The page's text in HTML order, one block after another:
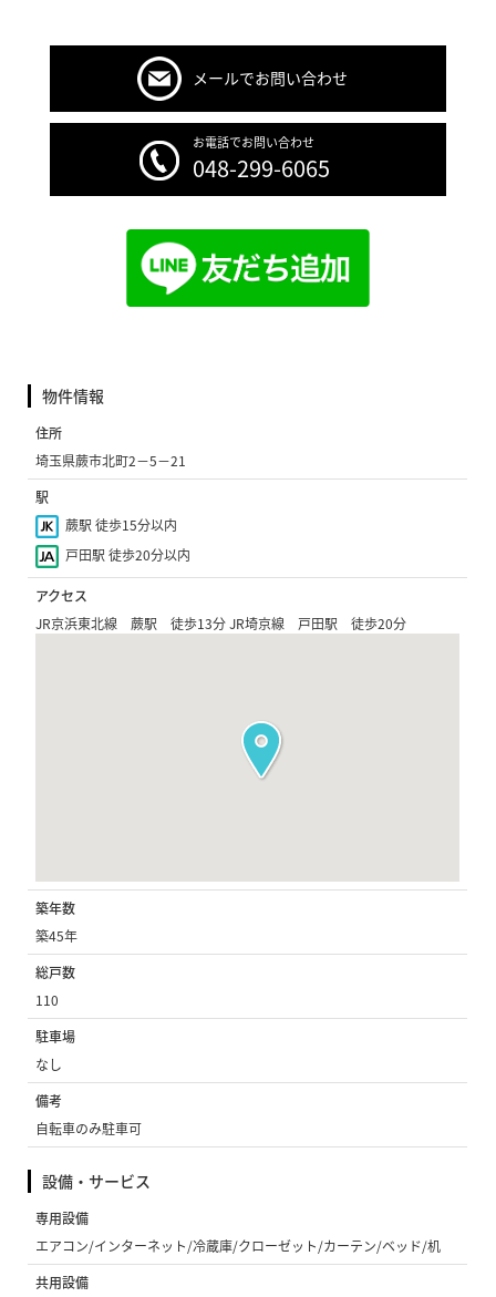
メールでお問い合わせ
お電話でお問い合わせ
048-299-6065
物件情報
住所
埼玉県蕨市北町2−5−21
駅
蕨駅 徒歩15分以内
戸田駅 徒歩20分以内
アクセス
JR京浜東北線 蕨駅 徒歩13分 JR埼京線 戸田駅 徒歩20分
築年数
築45年
総戸数
110
駐車場
なし
備考
自転車のみ駐車可
設備・サービス
専用設備
エアコン/インターネット/冷蔵庫/クローゼット/カーテン/ベッド/机
共用設備